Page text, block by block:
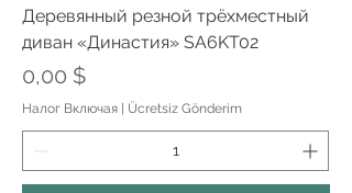
Деревянный резной трёхместный
диван «Династия» SA6KT02
Цена
0,00 $
Налог Включая | Ücretsiz Gönderim